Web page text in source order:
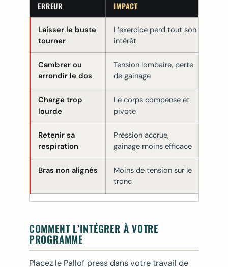
ERREUR IMPACT
Laisser le buste
tourner
L’exercice perd tout son
intérêt
Cambrer ou
arrondir le dos
Tension lombaire, perte
de gainage
Charge trop
lourde
Le corps compense et
pivote
Retenir sa
respiration
Pression accrue,
gainage moins efficace
Bras non alignés
Moins de tension sur le
tronc
COMMENT L’INTÉGRER À VOTRE
PROGRAMME
Placez le Pallof press dans votre travail de